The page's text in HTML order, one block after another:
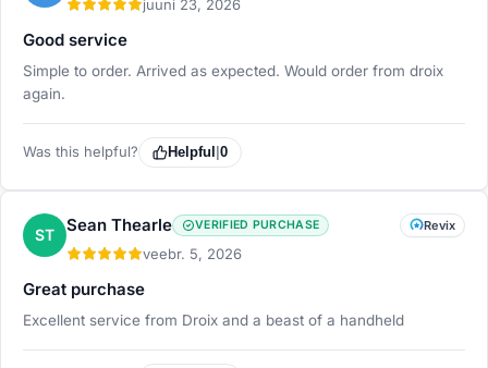
juuni 23, 2026
Good service
Simple to order. Arrived as expected. Would order from droix
again.
Was this helpful? Helpful 0
ST Sean Thearle VERIFIED PURCHASE
veebr. 5, 2026
Revix
Great purchase
Excellent service from Droix and a beast of a handheld